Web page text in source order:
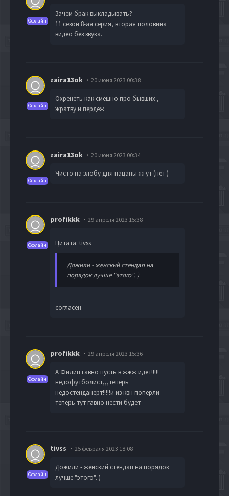
Офлайн
Зачем брак выкладывать?
11 сезон 8-ая серия, вторая половина
видео без звука.
Офлайн
zaira13ok 20 июня 2023 00:38
Охренеть как смешно про бывших ,
жратву и пердеж
Офлайн
zaira13ok 20 июня 2023 00:34
Чисто на злобу дня пацаны жгут (нет )
Офлайн
profikkk 29 апреля 2023 15:38
Цитата: tivss
Дожили - женский стендап на
порядок лучше "этого". )
согласен
Офлайн
profikkk 29 апреля 2023 15:36
А Филип гавно пусть в жжж идет!!!!!
недофутболист,,,теперь
недостенданерт!!!!!и из квн поперли
теперь тут гавно нести будет
Офлайн
tivss 25 февраля 2023 18:08
Дожили - женский стендап на порядок
лучше "этого". )